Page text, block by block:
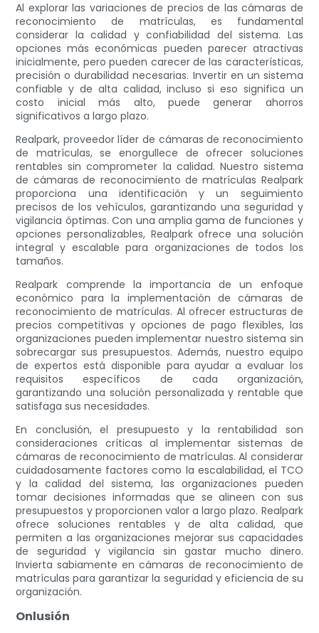
Al explorar las variaciones de precios de las cámaras de
reconocimiento de matrículas, es fundamental
considerar la calidad y confiabilidad del sistema. Las
opciones más económicas pueden parecer atractivas
inicialmente, pero pueden carecer de las características,
precisión o durabilidad necesarias. Invertir en un sistema
confiable y de alta calidad, incluso si eso significa un
costo inicial más alto, puede generar ahorros
significativos a largo plazo.
Realpark, proveedor líder de cámaras de reconocimiento
de matrículas, se enorgullece de ofrecer soluciones
rentables sin comprometer la calidad. Nuestro sistema
de cámaras de reconocimiento de matrículas Realpark
proporciona una identificación y un seguimiento
precisos de los vehículos, garantizando una seguridad y
vigilancia óptimas. Con una amplia gama de funciones y
opciones personalizables, Realpark ofrece una solución
integral y escalable para organizaciones de todos los
tamaños.
Realpark comprende la importancia de un enfoque
económico para la implementación de cámaras de
reconocimiento de matrículas. Al ofrecer estructuras de
precios competitivas y opciones de pago flexibles, las
organizaciones pueden implementar nuestro sistema sin
sobrecargar sus presupuestos. Además, nuestro equipo
de expertos está disponible para ayudar a evaluar los
requisitos específicos de cada organización,
garantizando una solución personalizada y rentable que
satisfaga sus necesidades.
En conclusión, el presupuesto y la rentabilidad son
consideraciones críticas al implementar sistemas de
cámaras de reconocimiento de matrículas. Al considerar
cuidadosamente factores como la escalabilidad, el TCO
y la calidad del sistema, las organizaciones pueden
tomar decisiones informadas que se alineen con sus
presupuestos y proporcionen valor a largo plazo. Realpark
ofrece soluciones rentables y de alta calidad, que
permiten a las organizaciones mejorar sus capacidades
de seguridad y vigilancia sin gastar mucho dinero.
Invierta sabiamente en cámaras de reconocimiento de
matrículas para garantizar la seguridad y eficiencia de su
organización.
Onlusión